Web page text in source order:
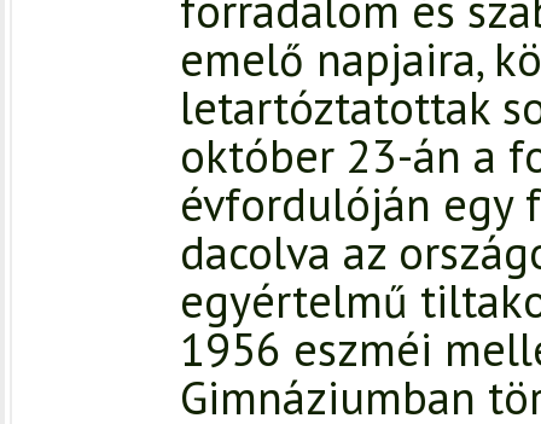
emelő napjaira,
letartóztatottak
október 23-án a
évfordulóján egy
dacolva az
egyértelmű
1956 eszméi
Gimnáziumban